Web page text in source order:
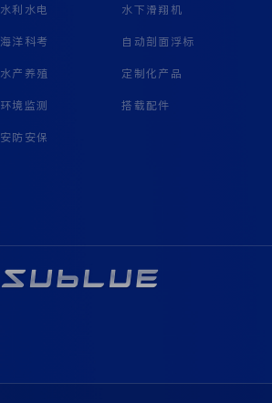
水利水电
海洋科考
水产养殖
环境监测
安防安保
水下滑翔机
自动剖面浮标
定制化产品
搭载配件